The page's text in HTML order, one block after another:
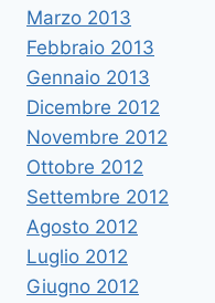
Marzo 2013
Febbraio 2013
Gennaio 2013
Dicembre 2012
Novembre 2012
Ottobre 2012
Settembre 2012
Agosto 2012
Luglio 2012
Giugno 2012